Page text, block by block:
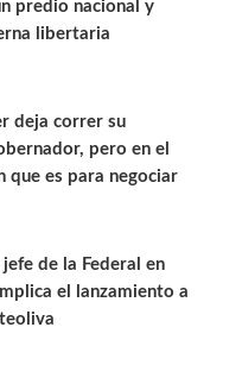
predio nacional y
libertaria
deja correr su
pero en el
que es para negociar
de la Federal en
el lanzamiento a